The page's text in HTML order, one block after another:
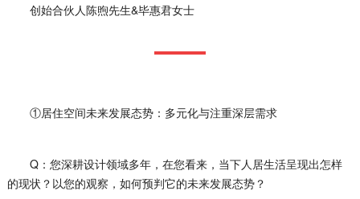
创始合伙人陈煦先生&毕惠君女士
①居住空间未来发展态势：多元化与注重深层需求
Q：您深耕设计领域多年，在您看来，当下人居生活呈现出怎样
的现状？以您的观察，如何预判它的未来发展态势？